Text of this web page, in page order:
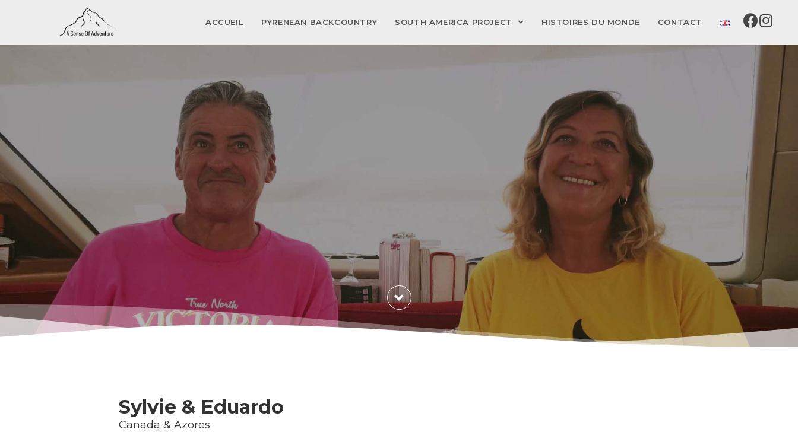
ACCUEIL PYRENEAN BACKCOUNTRY SOUTH AMERICA PROJECT HISTOIRES DU MONDE CONTACT
Sylvie & Eduardo
Canada & Azores